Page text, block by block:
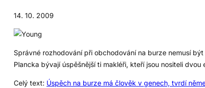
14. 10. 2009
Správné rozhodování při obchodování na burze nemusí
Plancka bývají úspěšnější ti makléři, kteří jsou nositeli dvou
Celý text: Úspěch na burze má člověk v genech, tvrdí